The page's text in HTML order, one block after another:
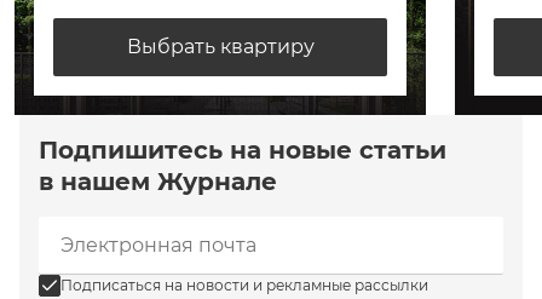
Выбрать квартиру
Подпишитесь на новые статьи
в нашем Журнале
Подписаться на новости и рекламные рассылки